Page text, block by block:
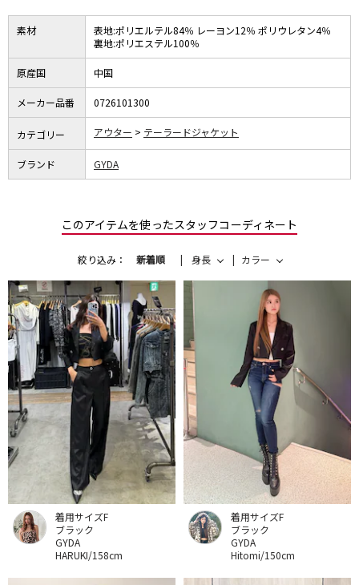
素材
表地:ポリエルテル84％ レーヨン12％ ポリウレタン4％
裏地:ポリエステル100％
原産国 中国
メーカー品番 0726101300
カテゴリー アウター テーラードジャケット
ブランド GYDA
このアイテムを使ったスタッフコーディネート
絞り込み： 新着順 身長 カラー
着用サイズF
ブラック
GYDA
HARUKI/158cm
着用サイズF
ブラック
GYDA
Hitomi/150cm